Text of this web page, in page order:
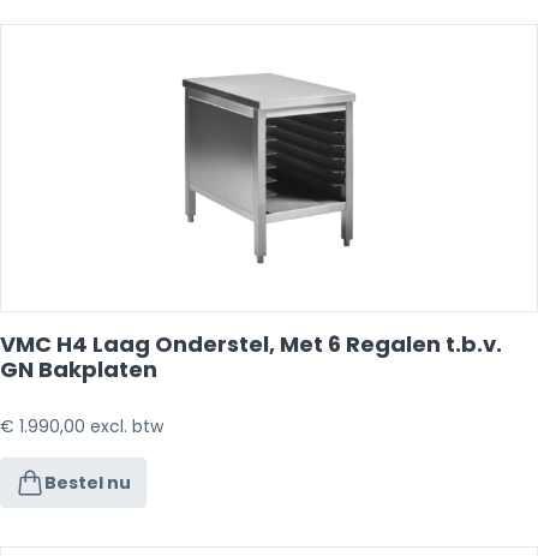
VMC H4 Laag Onderstel, Met 6 Regalen t.b.v.
GN Bakplaten
€ 1.990,00 excl. btw
Bestel nu